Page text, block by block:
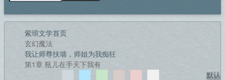
紫琅文学首页
玄幻魔法
我让师尊扶墙，师姐为我痴狂
第1章 瓶儿在手天下我有
默认